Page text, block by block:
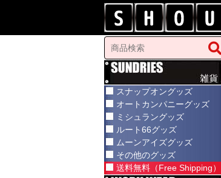
スナップオングッズ
オートカンパニーグッズ
ミシュラングッズ
ルート66グッズ
ムーンアイズグッズ
その他のグッズ
送料無料（Free Shipping）